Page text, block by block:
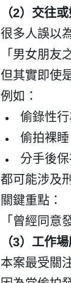
（2）交往
很多人誤以
「男女朋友
但其實即使
例如：
偷錄性
偷拍裸睡
分手後
都可能涉及
關鍵重點：
「曾經同意
（3）工作
本案最受關